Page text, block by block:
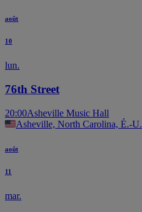
août
10
lun.
76th Street
20:00Asheville Music Hall
Asheville, North Carolina, É.-U.
août
11
mar.